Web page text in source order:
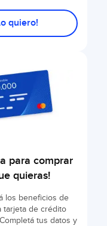
quiero!
para comprar
quieras!
los beneficios de
tarjeta de crédito
tus datos y